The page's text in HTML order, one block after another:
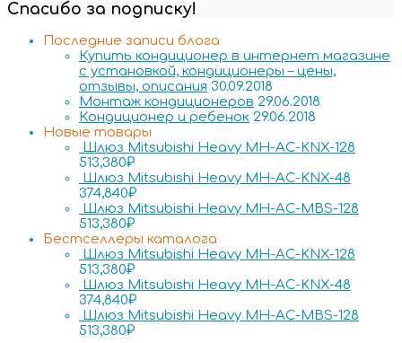
Спасибо за подписку!
Последние записи блога
Купить кондиционер в интернет магазине
с установкой, кондиционеры – цены,
отзывы, описания 30.09.2018
Монтаж кондиционеров 29.06.2018
Кондиционер и ребенок 29.06.2018
Новые товары
Шлюз Mitsubishi Heavy MH-AC-KNX-128
513,380₽
Шлюз Mitsubishi Heavy MH-AC-KNX-48
374,840₽
Шлюз Mitsubishi Heavy MH-AC-MBS-128
513,380₽
Бестселлеры каталога
Шлюз Mitsubishi Heavy MH-AC-KNX-128
513,380₽
Шлюз Mitsubishi Heavy MH-AC-KNX-48
374,840₽
Шлюз Mitsubishi Heavy MH-AC-MBS-128
513,380₽